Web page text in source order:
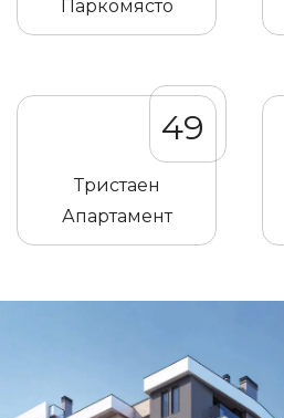
Паркомясто
49
Тристаен
Апартамент